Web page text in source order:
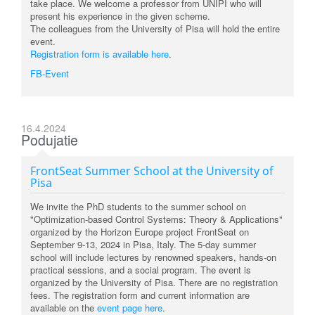
take place. We welcome a professor from UNIPI who will
present his experience in the given scheme.
The colleagues from the University of Pisa will hold the entire
event.
Registration form is available here.
FB-Event
16.4.2024
Podujatie
FrontSeat Summer School at the University of
Pisa
We invite the PhD students to the summer school on
"Optimization-based Control Systems: Theory & Applications"
organized by the Horizon Europe project FrontSeat on
September 9-13, 2024 in Pisa, Italy. The 5-day summer
school will include lectures by renowned speakers, hands-on
practical sessions, and a social program. The event is
organized by the University of Pisa. There are no registration
fees. The registration form and current information are
available on the event page here.